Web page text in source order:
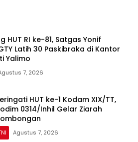
HUT RI ke-81, Satgas Yonif
Latih 30 Paskibraka di Kantor
Yalimo
7, 2026
HUT ke-1 Kodam XIX/TT,
0314/Inhil Gelar Ziarah
Agustus 7, 2026